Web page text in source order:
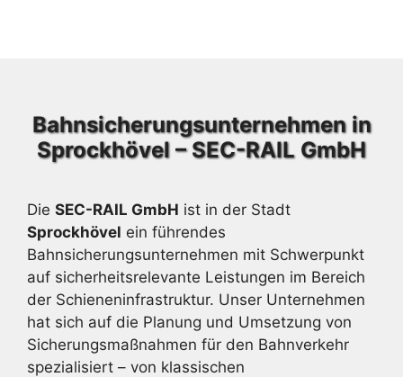
Bahnsicherungsunternehmen in
Sprockhövel – SEC-RAIL GmbH
Die SEC-RAIL GmbH ist in der Stadt
Sprockhövel ein führendes
Bahnsicherungsunternehmen mit Schwerpunkt
auf sicherheitsrelevante Leistungen im Bereich
der Schieneninfrastruktur. Unser Unternehmen
hat sich auf die Planung und Umsetzung von
Sicherungsmaßnahmen für den Bahnverkehr
spezialisiert – von klassischen